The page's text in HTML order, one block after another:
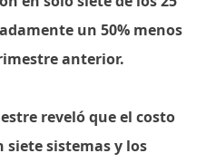
un 50% menos
anterior.
reveló que el costo
siete sistemas y los